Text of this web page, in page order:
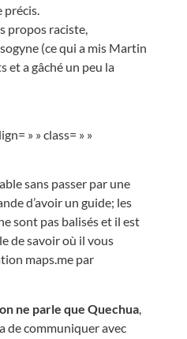
propos raciste,
(ce qui a mis Martin
et a gâché un peu la
» » class= » »
sans passer par une
d’avoir un guide; les
sont pas balisés et il est
de savoir où il vous
maps.me par
ne parle que Quechua
de communiquer avec